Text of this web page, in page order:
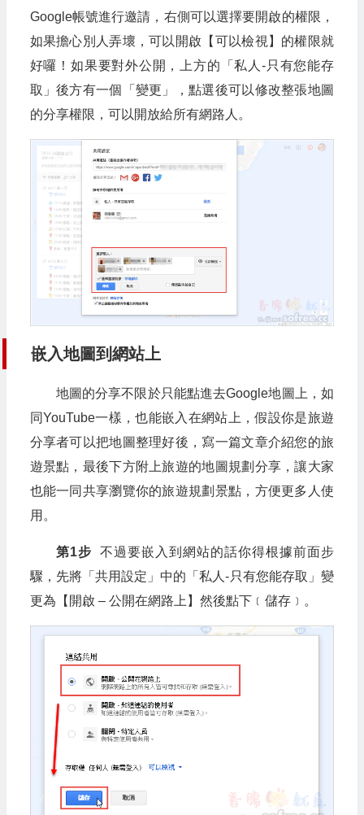
Google帳號進行邀請，右側可以選擇要開啟的權限，
如果擔心別人弄壞，可以開啟【可以檢視】的權限就
好囉！如果要對外公開，上方的「私人-只有您能存
取」後方有一個「變更」，點選後可以修改整張地圖
的分享權限，可以開放給所有網路人。
嵌入地圖到網站上
地圖的分享不限於只能點進去Google地圖上，如
同YouTube一樣，也能嵌入在網站上，假設你是旅遊
分享者可以把地圖整理好後，寫一篇文章介紹您的旅
遊景點，最後下方附上旅遊的地圖規劃分享，讓大家
也能一同共享瀏覽你的旅遊規劃景點，方便更多人使
用。
第1步 不過要嵌入到網站的話你得根據前面步
驟，先將「共用設定」中的「私人-只有您能存取」變
更為【開啟 – 公開在網路上】然後點下﹝儲存﹞。